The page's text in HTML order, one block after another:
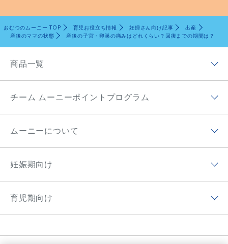
おむつのムーニー TOP 育児お役立ち情報 妊婦さん向け記事
出産
産後のママの状態
産後の子宮・卵巣の痛みはどれくらい？回復までの期間は？
商品一覧
ムーニーマン（パンツ）
オヤスミマン
チーム ムーニーポイントプログラム
ムーニーポイントについて
チーム ムーニーポイントプログラムサイト
プレゼントキャンペーン
ムーニーについて
ムーニーちゃんのひみつ
ムーニーの思い
アプリ紹介
妊娠期向け
育児期向け